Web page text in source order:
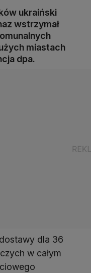
ukraiński
wstrzymał
miastach
dpa.
dla 36
w całym